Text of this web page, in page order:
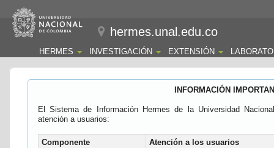
hermes.unal.edu.co
HERMES INVESTIGACIÓN EXTENSIÓN
INFORMACIÓN
El Sistema de Información Hermes de la Universidad
atención a usuarios:
Componente
Atención a los usuarios